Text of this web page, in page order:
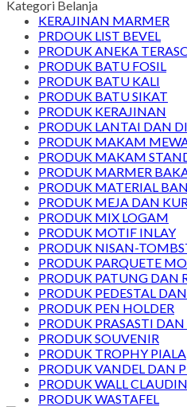
Kategori Belanja
KERAJINAN MARMER
PRDOUK LIST BEVEL
PRODUK ANEKA
PRODUK BATU FOSIL
PRODUK BATU KALI
PRODUK BATU SIKAT
PRODUK KERAJINAN
PRODUK LANTAI DAN
PRODUK MAKAM
PRODUK MAKAM
PRODUK MARMER
PRODUK MATERIAL
PRODUK MEJA DAN
PRODUK MIX LOGAM
PRODUK MOTIF INLAY
PRODUK NISAN-
PRODUK PARQUETE
PRODUK PATUNG DAN
PRODUK PEDESTAL
PRODUK PEN HOLDER
PRODUK PRASASTI
PRODUK SOUVENIR
PRODUK TROPHY PIALA
PRODUK VANDEL DAN
PRODUK WALL
PRODUK WASTAFEL